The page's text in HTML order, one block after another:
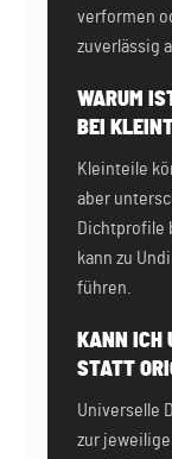
verformen
zuverlässig
WARUM
BEI
Kleinteile
aber
Dichtprofile
kann zu
führen.
KANN ICH
STATT
Universelle
zur